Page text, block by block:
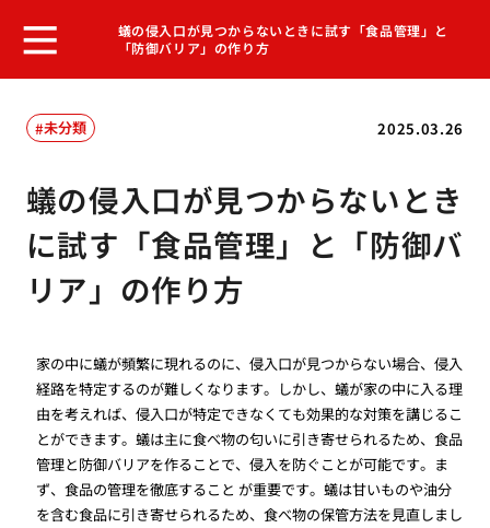
蟻の侵入口が見つからないときに試す「食品管理」と
「防御バリア」の作り方
2025.03.26
未分類
蟻の侵入口が見つからないとき
に試す「食品管理」と「防御バ
リア」の作り方
家の中に蟻が頻繁に現れるのに、侵入口が見つからない場合、侵入
経路を特定するのが難しくなります。しかし、蟻が家の中に入る理
由を考えれば、侵入口が特定できなくても効果的な対策を講じるこ
とができます。蟻は主に食べ物の匂いに引き寄せられるため、食品
管理と防御バリアを作ることで、侵入を防ぐことが可能です。ま
ず、食品の管理を徹底すること が重要です。蟻は甘いものや油分
を含む食品に引き寄せられるため、食べ物の保管方法を見直しまし